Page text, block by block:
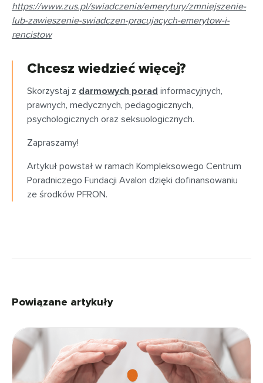
https://www.zus.pl/swiadczenia/emerytury/zmniejszenie-
lub-zawieszenie-swiadczen-pracujacych-emerytow-i-
rencistow
Chcesz wiedzieć więcej?
Skorzystaj z darmowych porad informacyjnych,
prawnych, medycznych, pedagogicznych,
psychologicznych oraz seksuologicznych.
Zapraszamy!
Artykuł powstał w ramach Kompleksowego Centrum
Poradniczego Fundacji Avalon dzięki dofinansowaniu
ze środków PFRON.
Powiązane artykuły